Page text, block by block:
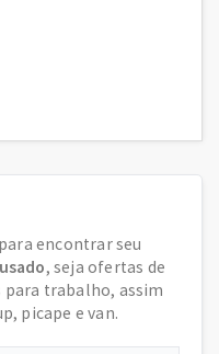
encontrar seu
, seja ofertas de
trabalho, assim
picape e van.